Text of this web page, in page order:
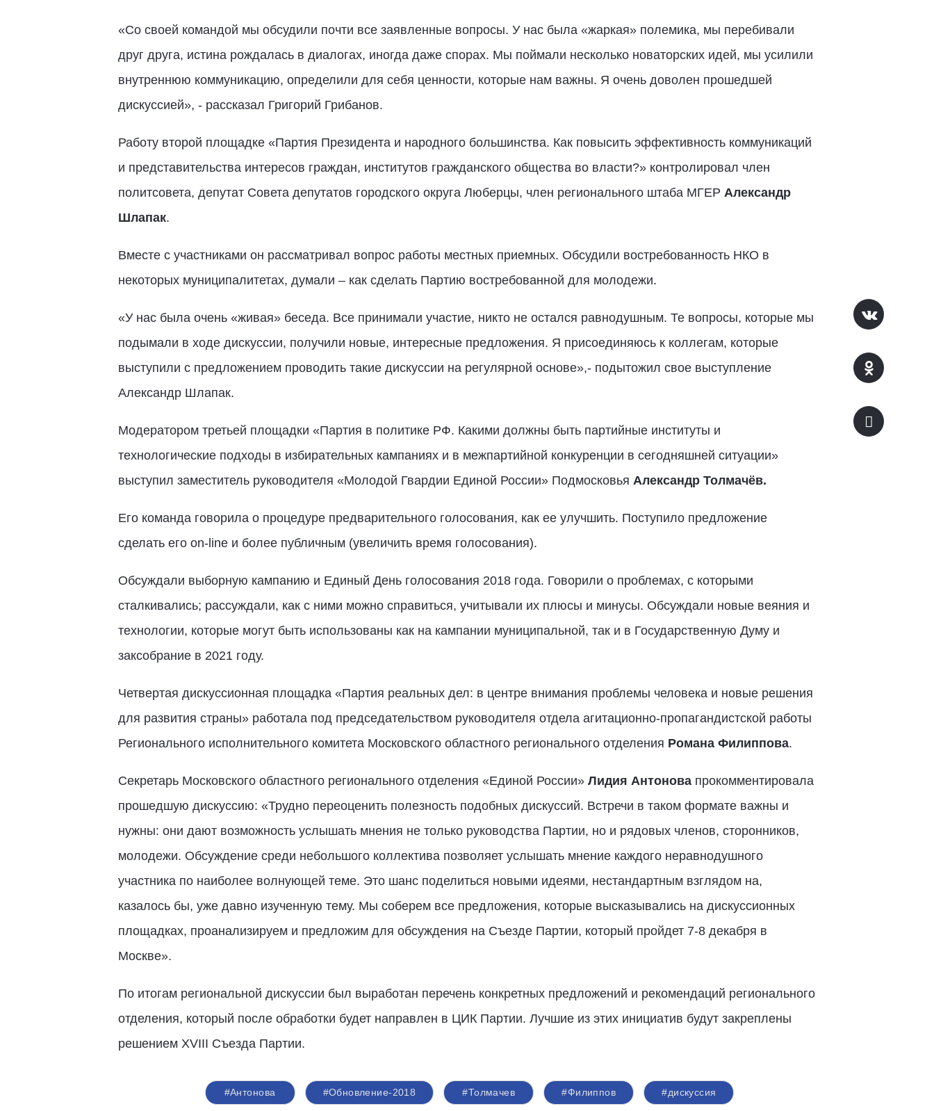
«Со своей командой мы обсудили почти все заявленные вопросы. У нас была «жаркая» полемика, мы перебивали
друг друга, истина рождалась в диалогах, иногда даже спорах. Мы поймали несколько новаторских идей, мы усилили
внутреннюю коммуникацию, определили для себя ценности, которые нам важны. Я очень доволен прошедшей
дискуссией», - рассказал Григорий Грибанов.
Работу второй площадке «Партия Президента и народного большинства. Как повысить эффективность коммуникаций
и представительства интересов граждан, институтов гражданского общества во власти?» контролировал член
политсовета, депутат Совета депутатов городского округа Люберцы, член регионального штаба МГЕР Александр
Шлапак.
Вместе с участниками он рассматривал вопрос работы местных приемных. Обсудили востребованность НКО в
некоторых муниципалитетах, думали – как сделать Партию востребованной для молодежи.
«У нас была очень «живая» беседа. Все принимали участие, никто не остался равнодушным. Те вопросы, которые мы
подымали в ходе дискуссии, получили новые, интересные предложения. Я присоединяюсь к коллегам, которые
выступили с предложением проводить такие дискуссии на регулярной основе»,- подытожил свое выступление
Александр Шлапак.
Модератором третьей площадки «Партия в политике РФ. Какими должны быть партийные институты и
технологические подходы в избирательных кампаниях и в межпартийной конкуренции в сегодняшней ситуации»
выступил заместитель руководителя «Молодой Гвардии Единой России» Подмосковья Александр Толмачёв.
Его команда говорила о процедуре предварительного голосования, как ее улучшить. Поступило предложение
сделать его on-line и более публичным (увеличить время голосования).
Обсуждали выборную кампанию и Единый День голосования 2018 года. Говорили о проблемах, с которыми
сталкивались; рассуждали, как с ними можно справиться, учитывали их плюсы и минусы. Обсуждали новые веяния и
технологии, которые могут быть использованы как на кампании муниципальной, так и в Государственную Думу и
заксобрание в 2021 году.
Четвертая дискуссионная площадка «Партия реальных дел: в центре внимания проблемы человека и новые решения
для развития страны» работала под председательством руководителя отдела агитационно-пропагандистской работы
Регионального исполнительного комитета Московского областного регионального отделения Романа Филиппова.
Секретарь Московского областного регионального отделения «Единой России» Лидия Антоновапрокомментировала
прошедшую дискуссию: «Трудно переоценить полезность подобных дискуссий. Встречи в таком формате важны и
нужны: они дают возможность услышать мнения не только руководства Партии, но и рядовых членов, сторонников,
молодежи. Обсуждение среди небольшого коллектива позволяет услышать мнение каждого неравнодушного
участника по наиболее волнующей теме. Это шанс поделиться новыми идеями, нестандартным взглядом на,
казалось бы, уже давно изученную тему. Мы соберем все предложения, которые высказывались на дискуссионных
площадках, проанализируем и предложим для обсуждения на Съезде Партии, который пройдет 7-8 декабря в
Москве».
По итогам региональной дискуссии был выработан перечень конкретных предложений и рекомендаций регионального
отделения, который после обработки будет направлен в ЦИК Партии. Лучшие из этих инициатив будут закреплены
решением XVIII Съезда Партии.
#Антонова #Обновление-2018 #Толмачев #Филиппов #дискуссия